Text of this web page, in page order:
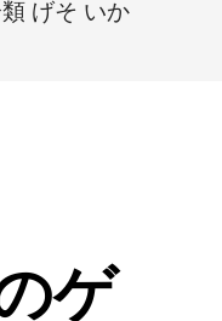
げそ いか
ゲ